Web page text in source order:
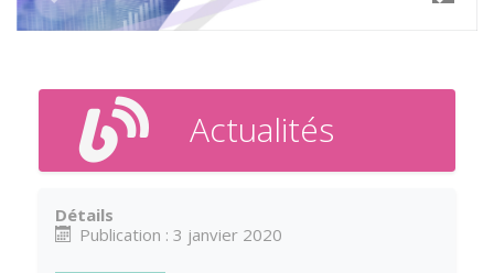
Actualités
Détails
Publication : 3 janvier 2020